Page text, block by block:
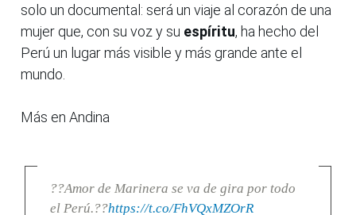
solo un documental: será un viaje al corazón de una
mujer que, con su voz y su espíritu, ha hecho del
Perú un lugar más visible y más grande ante el
mundo.
Más en Andina
??Amor de Marinera se va de gira por todo
el Perú.??https://t.co/FhVQxMZOrR